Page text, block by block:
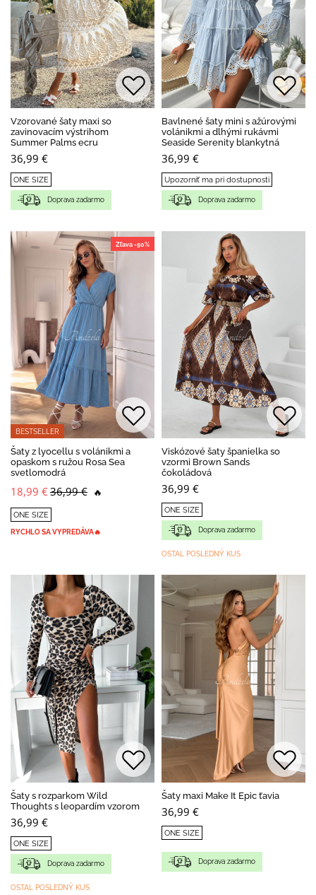
Vzorované šaty maxi so
zavinovacím výstrihom
Summer Palms ecru
36,99 €
ONE SIZE
Doprava zadarmo
Bavlnené šaty mini s ažúrovými
volánikmi a dlhými rukávmi
Seaside Serenity blankytná
36,99 €
Upozorniť ma pri dostupnosti
Doprava zadarmo
Zľava -50%
BESTSELLER
Šaty z lyocellu s volánikmi a
opaskom s ružou Rosa Sea
svetlomodrá
18,99 €36,99 € 🔥
ONE SIZE
RYCHLO SA VYPREDÁVA🔥
Viskózové šaty španielka so
vzormi Brown Sands
čokoládová
36,99 €
ONE SIZE
Doprava zadarmo
OSTAL POSLEDNÝ KUS
Šaty s rozparkom Wild
Thoughts s leopardím vzorom
36,99 €
ONE SIZE
Doprava zadarmo
OSTAL POSLEDNÝ KUS
Šaty maxi Make It Epic ťavia
36,99 €
ONE SIZE
Doprava zadarmo